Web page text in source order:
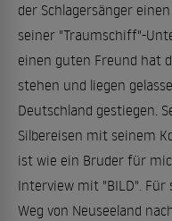
der Schlagersänger
seiner "Traumschiff"-
einen guten Freund hat
stehen und liegen
Deutschland gestiegen.
Silbereisen mit seinem
ist wie ein Bruder für
Interview mit "BILD".
Weg von Neuseeland